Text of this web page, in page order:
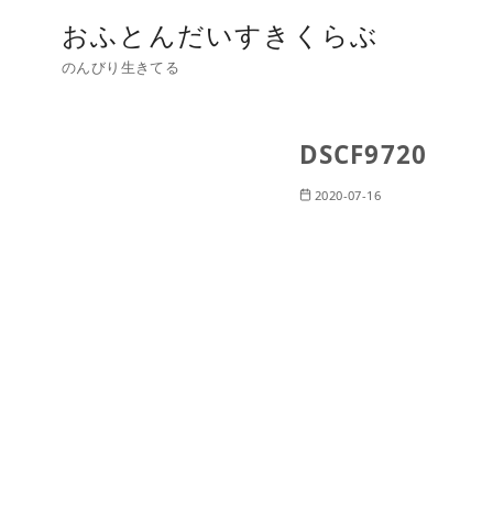
おふとんだいすきくらぶ
のんびり生きてる
DSCF9720
2020-07-16